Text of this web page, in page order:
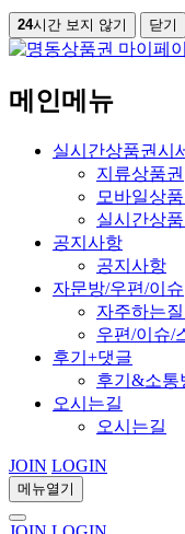
24시간 보지 않기 닫기
메인메뉴
실시간상품권시
지류상품권
모바일상품
실시간상
공지사항
공지사항
자문방/우편/이슈
자주하는
우편/이슈/
후기+댓글
후기&소통
오시는길
오시는길
JOIN LOGIN
메뉴열기